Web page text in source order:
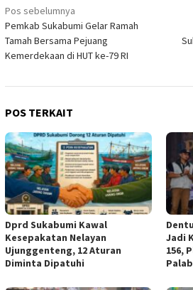
Navigasi
pos
Pos sebelumnya
Pemkab Sukabumi Gelar Ramah
Tamah Bersama Pejuang
Kemerdekaan di HUT ke-79 RI
POS TERKAIT
Dprd Sukabumi Kawal
Kesepakatan Nelayan
Ujunggenteng, 12 Aturan
Diminta Dipatuhi
Jadi
156,